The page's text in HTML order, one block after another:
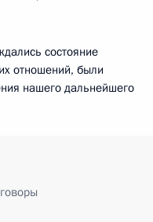
состояние
отношений, были
нашего дальнейшего